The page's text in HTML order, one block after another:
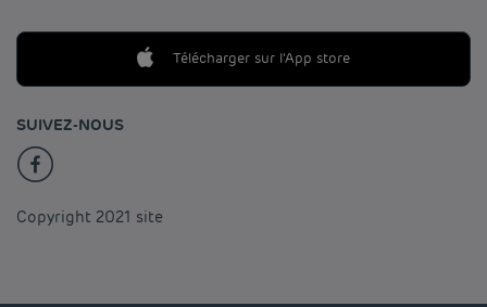
Télécharger sur l'App store
SUIVEZ-NOUS
Copyright 2021 site